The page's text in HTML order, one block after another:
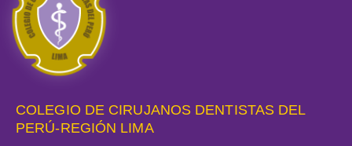
COLEGIO DE CIRUJANOS DENTISTAS DEL
PERÚ-REGIÓN LIMA